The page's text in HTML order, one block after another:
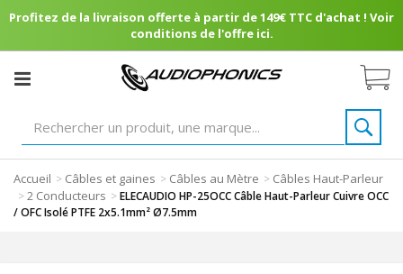
Profitez de la livraison offerte à partir de 149€ TTC d'achat ! Voir
conditions de l'offre ici.
Accueil > Câbles et gaines > Câbles au Mètre > Câbles Haut-Parleur
>2 Conducteurs >ELECAUDIO HP-25OCC Câble Haut-Parleur Cuivre OCC
/ OFC Isolé PTFE 2x5.1mm² Ø7.5mm